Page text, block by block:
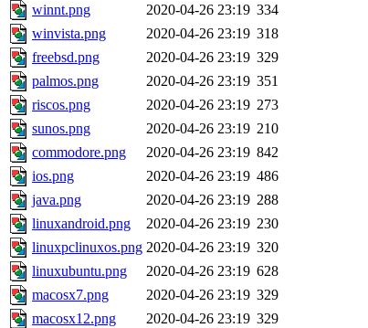
winnt.png
2020-04-26 23:19 334
winvista.png
2020-04-26 23:19 318
freebsd.png
2020-04-26 23:19 329
palmos.png
2020-04-26 23:19 351
riscos.png
2020-04-26 23:19 273
sunos.png
2020-04-26 23:19 210
commodore.png
2020-04-26 23:19 842
ios.png
2020-04-26 23:19 486
java.png
2020-04-26 23:19 288
linuxandroid.png
2020-04-26 23:19 230
linuxpclinuxos.png 2020-04-26 23:19 320
linuxubuntu.png
2020-04-26 23:19 628
macosx7.png
2020-04-26 23:19 329
macosx12.png
2020-04-26 23:19 329